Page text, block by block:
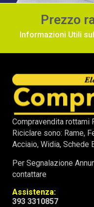
Prezzo
Informazioni Utili
Compravendita rottami
Riciclare sono: Rame,
Acciaio, Widia, Schede
Per Segnalazione
contattare
Assistenza:
393 3310857